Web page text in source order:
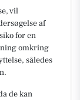
vil
af
for en
omkring
således
de kan